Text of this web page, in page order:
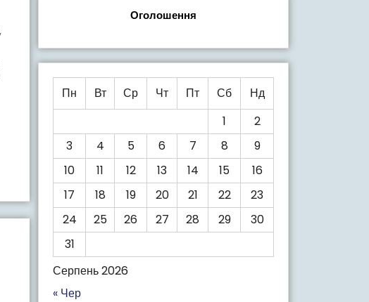
Оголошення
Серпень 2026
Пн Вт Ср Чт Пт Сб
Нд
1
2
3
4 5 6 7 8
9
10
11 12 13 14 15
16
17
18 19 20 21 22
23
24
25 26 27 28 29
30
31
« Чер